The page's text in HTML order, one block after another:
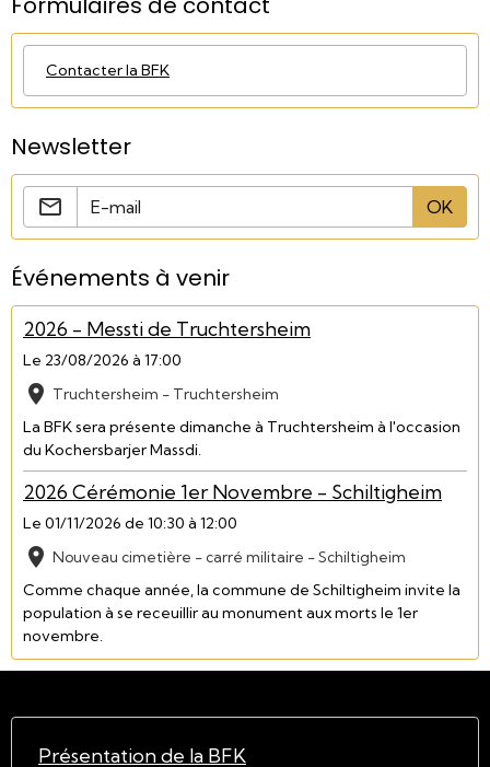
Contacter la BFK
Newsletter
OK
Événements à venir
2026 - Messti de Truchtersheim
Le 23/08/2026 à 17:00
Truchtersheim - Truchtersheim
La BFK sera présente dimanche à Truchtersheim à l'occasion
du Kochersbarjer Massdi.
2026 Cérémonie 1er Novembre - Schiltigheim
Le 01/11/2026 de 10:30 à 12:00
Nouveau cimetière - carré militaire - Schiltigheim
Comme chaque année, la commune de Schiltigheim invite la
population à se receuillir au monument aux morts le 1er
novembre.
Présentation de la BFK